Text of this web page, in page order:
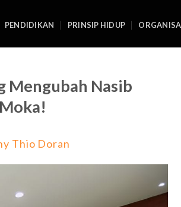
PENDIDIKAN PRINSIP HIDUP
Mengubah Nasib
Thio Doran